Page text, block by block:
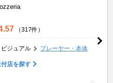
（317件）
ジュアル プレーヤー・本体
店を探す